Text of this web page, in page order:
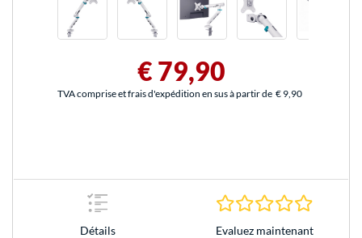
€ 79,90
TVA comprise et frais d'expédition en sus à partir de € 9,90
Détails Evaluez maintenant